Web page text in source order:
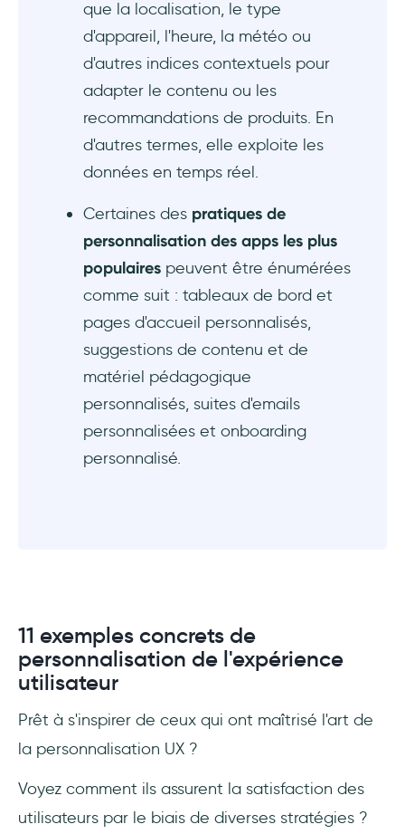
que la localisation, le type
d'appareil, l'heure, la météo ou
d'autres indices contextuels pour
adapter le contenu ou les
recommandations de produits. En
d'autres termes, elle exploite les
données en temps réel.
Certaines des pratiques de
personnalisation des apps les plus
populaires peuvent être énumérées
comme suit : tableaux de bord et
pages d'accueil personnalisés,
suggestions de contenu et de
matériel pédagogique
personnalisés, suites d'emails
personnalisées et onboarding
personnalisé.
11 exemples concrets de
personnalisation de l'expérience
utilisateur
Prêt à s'inspirer de ceux qui ont maîtrisé l'art de
la personnalisation UX ?
Voyez comment ils assurent la satisfaction des
utilisateurs par le biais de diverses stratégies ?